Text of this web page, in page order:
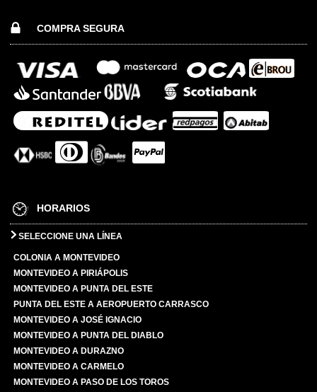
COMPRA SEGURA
HORARIOS
SELECCIONE UNA LÍNEA
COLONIA A MONTEVIDEO
MONTEVIDEO A PIRIÁPOLIS
MONTEVIDEO A PUNTA DEL ESTE
PUNTA DEL ESTE A AEROPUERTO CARRASCO
MONTEVIDEO A JOSÉ IGNACIO
MONTEVIDEO A PUNTA DEL DIABLO
MONTEVIDEO A DURAZNO
MONTEVIDEO A CARMELO
MONTEVIDEO A PASO DE LOS TOROS